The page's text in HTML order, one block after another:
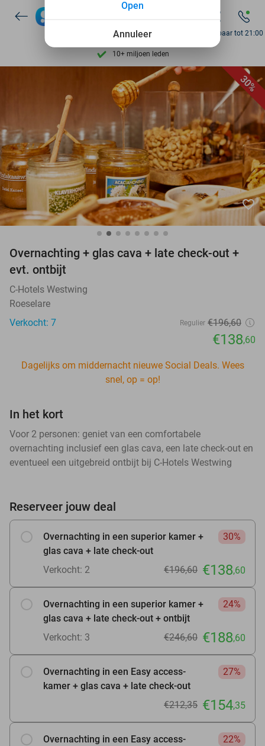
7 dagen per week beschikbaar
10+ miljoen leden
9,4 op basis van
Ontdek 15.000+ deals
7 dagen per week beschikbaar
10+ miljoen leden
Bereikbaar tot 21:00
30%
favorite_border
Overnachting + glas cava + late check-out +
evt. ontbijt
C-Hotels Westwing
Roeselare
Verkocht: 7
Regulier €196,60
€138,60
Dagelijks om middernacht nieuwe Social Deals. Wees
snel, op = op!
In het kort
Voor 2 personen: geniet van een comfortabele
overnachting inclusief een glas cava, een late check-out en
eventueel een uitgebreid ontbijt bij C-Hotels Westwing
Reserveer jouw deal
Overnachting in een superior kamer +
glas cava + late check-out
30%
Verkocht: 2 €196,60 €138,60
Overnachting in een superior kamer +
glas cava + late check-out + ontbijt
24%
Verkocht: 3 €246,60 €188,60
Overnachting in een Easy access-
kamer + glas cava + late check-out
27%
€212,35 €154,35
Overnachting in een Easy access-
22%
Annuleer
Open